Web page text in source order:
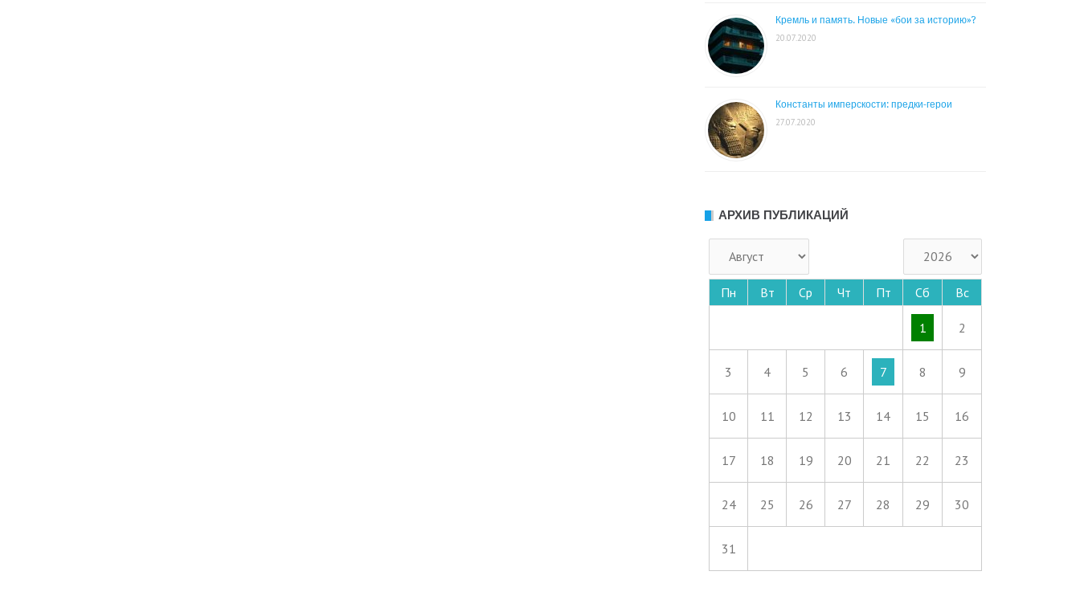
Кремль и память. Новые «бои за историю»?
20.07.2020
Константы имперскости: предки-герои
27.07.2020
АРХИВ ПУБЛИКАЦИЙ
Пн Вт Ср Чт Пт Сб Вс
1 2
3 4 5 6 7 8 9
10 11 12 13 14 15 16
17 18 19 20 21 22 23
24 25 26 27 28 29 30
31